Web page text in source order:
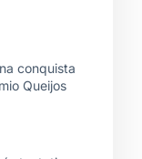
conquista
Queijos